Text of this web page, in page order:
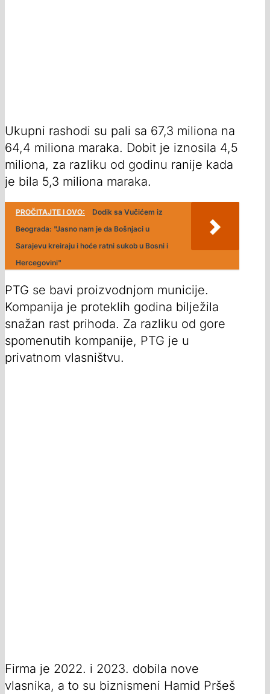
Ukupni rashodi su pali sa 67,3 miliona na
64,4 miliona maraka. Dobit je iznosila 4,5
miliona, za razliku od godinu ranije kada
je bila 5,3 miliona maraka.
PROČITAJTE I OVO:
Dodik sa Vučićem iz
Beograda: "Jasno nam je da Bošnjaci u
Sarajevu kreiraju i hoće ratni sukob u Bosni i
Hercegovini"
PTG se bavi proizvodnjom municije.
Kompanija je proteklih godina bilježila
snažan rast prihoda. Za razliku od gore
spomenutih kompanije, PTG je u
privatnom vlasništvu.
Firma je 2022. i 2023. dobila nove
vlasnika, a to su biznismeni Hamid Pršeš